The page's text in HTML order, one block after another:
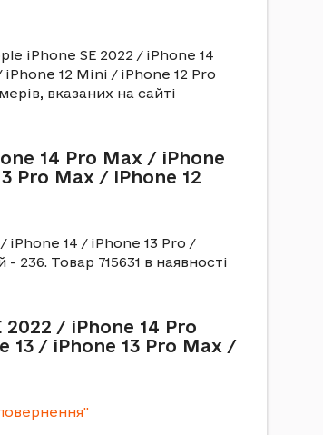
iPhone SE 2022 / iPhone 14
12 Mini / iPhone 12 Pro
вказаних на сайті
14 Pro Max / iPhone
Pro Max / iPhone 12
iPhone 14 / iPhone 13 Pro /
Товар 715631 в наявності
2022 / iPhone 14 Pro
13 / iPhone 13 Pro Max /